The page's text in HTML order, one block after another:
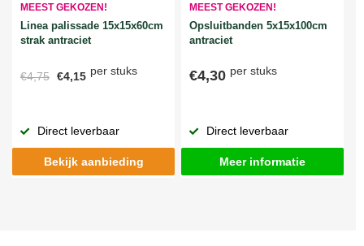
MEEST GEKOZEN!
Linea palissade 15x15x60cm
strak antraciet
€4,75 €4,15 per stuks
Direct leverbaar
Bekijk aanbieding
MEEST GEKOZEN!
Opsluitbanden 5x15x100cm
antraciet
€4,30 per stuks
Direct leverbaar
Meer informatie